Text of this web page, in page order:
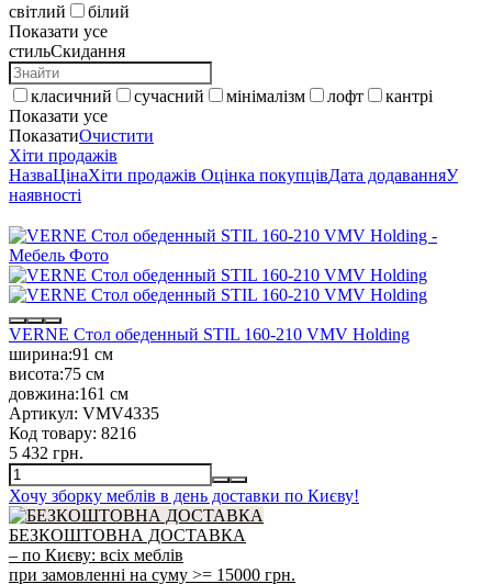
світлий
білий
Показати усе
стильСкидання
класичний сучасний мінімалізм лофт
кантрі
Показати усе
ПоказатиОчистити
Хіти продажів
НазваЦінаХіти продажів Оцінка покупцівДата додаванняУ
наявності
VERNE Стол обеденный STIL 160-210 VMV Holding
ширина:91 см
висота:75 см
довжина:161 см
Артикул: VMV4335
Код товару: 8216
5 432 грн.
Хочу зборку меблів в день доставки по Києву!
БЕЗКОШТОВНА ДОСТАВКА
– по Києву: всіх меблів
при замовленні на суму >= 15000 грн.